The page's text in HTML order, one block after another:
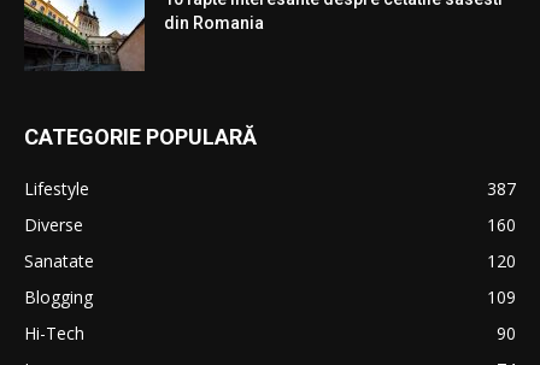
din Romania
CATEGORIE POPULARĂ
Lifestyle
387
Diverse
160
Sanatate
120
Blogging
109
Hi-Tech
90